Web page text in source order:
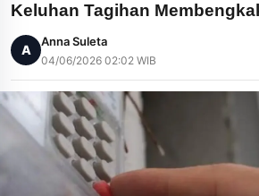
Keluhan Tagihan
A
Anna Suleta
04/06/2026 02:02 WIB